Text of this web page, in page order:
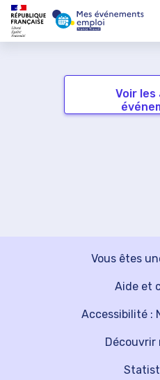
Voir
Vous êtes
Découvrir
Aide et
Accessibilité :